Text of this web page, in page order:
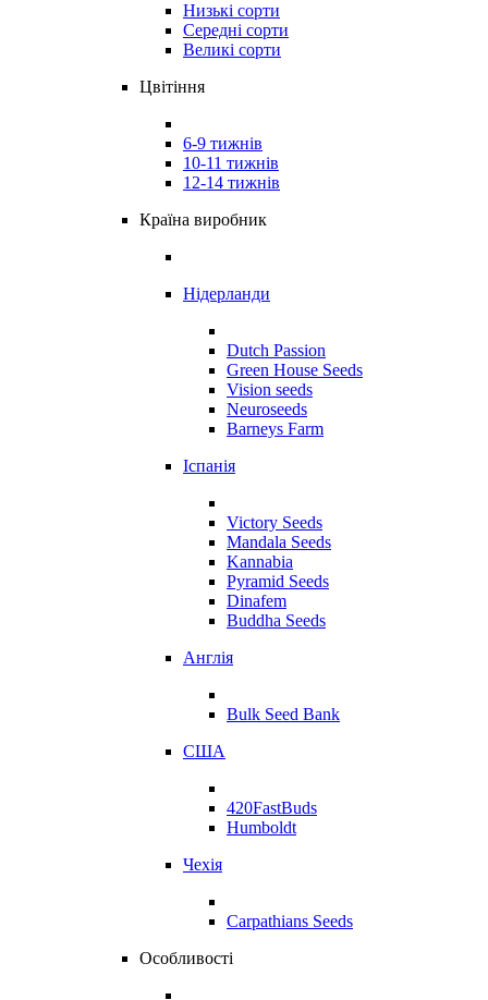
Низькі сорти
Середні сорти
Великі сорти
Цвітіння
6-9 тижнів
10-11 тижнів
12-14 тижнів
Країна виробник
Нідерланди
Dutch Passion
Green House Seeds
Vision seeds
Neuroseeds
Barneys Farm
Іспанія
Victory Seeds
Mandala Seeds
Kannabia
Pyramid Seeds
Dinafem
Buddha Seeds
Англія
Bulk Seed Bank
США
420FastBuds
Humboldt
Чехія
Carpathians Seeds
Особливості